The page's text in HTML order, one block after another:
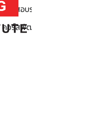
คอร์สอบรมสำหรับผู้นำกระบวน
คอร์สพัฒนาทักษะ